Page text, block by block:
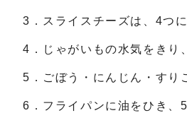
3．スライスチーズは、4つ
4．じゃがいもの水気をきり
5．ごぼう・にんじん・すり
6．フライパンに油をひき、